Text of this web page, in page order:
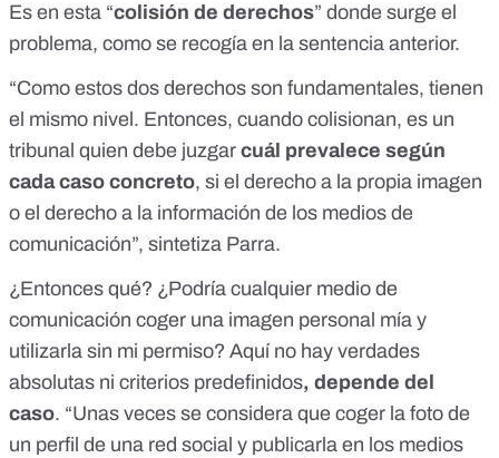
Es en esta “colisión de derechos” donde surge el
problema, como se recogía en la sentencia anterior.
“Como estos dos derechos son fundamentales, tienen
el mismo nivel. Entonces, cuando colisionan, es un
tribunal quien debe juzgar cuál prevalece según
cada caso concreto, si el derecho a la propia imagen
o el derecho a la información de los medios de
comunicación”, sintetiza Parra.
¿Entonces qué? ¿Podría cualquier medio de
comunicación coger una imagen personal mía y
utilizarla sin mi permiso? Aquí no hay verdades
absolutas ni criterios predefinidos, depende del
caso. “Unas veces se considera que coger la foto de
un perfil de una red social y publicarla en los medios